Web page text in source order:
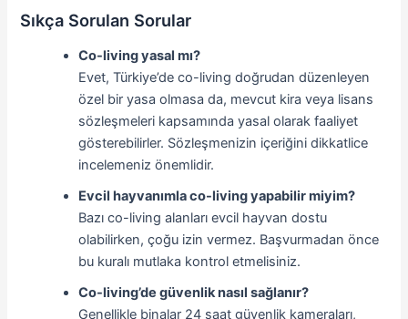
Sıkça Sorulan Sorular
Co-living yasal mı?
Evet, Türkiye’de co-living doğrudan düzenleyen
özel bir yasa olmasa da, mevcut kira veya lisans
sözleşmeleri kapsamında yasal olarak faaliyet
gösterebilirler. Sözleşmenizin içeriğini dikkatlice
incelemeniz önemlidir.
Evcil hayvanımla co-living yapabilir miyim?
Bazı co-living alanları evcil hayvan dostu
olabilirken, çoğu izin vermez. Başvurmadan önce
bu kuralı mutlaka kontrol etmelisiniz.
Co-living’de güvenlik nasıl sağlanır?
Genellikle binalar 24 saat güvenlik kameraları,